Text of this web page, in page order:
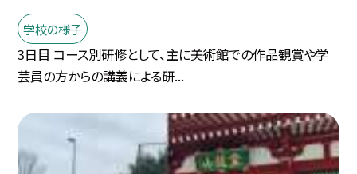
学校の様子
3日目 コース別研修として、主に美術館での作品観賞や学
芸員の方からの講義による研...